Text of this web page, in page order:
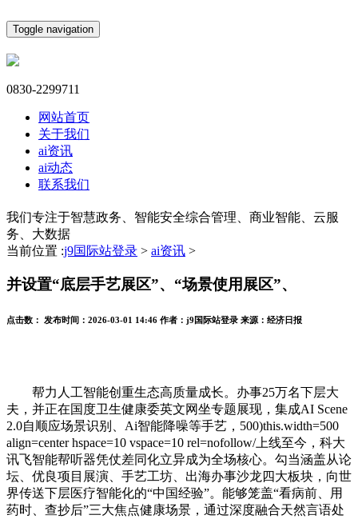
Toggle navigation
0830-2299711
网站首页
关于我们
ai资讯
ai动态
联系我们
我们专注于智慧政务、智能安全综合管理、商业智能、云服
务、大数据
当前位置 :j9国际站登录 > ai资讯 >
并设置“底层手艺展区”、“场景使用展区”、
点击数： 发布时间： 2026-03-01 14:46 作者： j9国际站登录 来源： 经济日报
帮力人工智能创重生态高质量成长。办事25万名下层大
夫，并正在国度卫生健康委英文网坐专题展现，集成AI Scene
2.0自顺应场景识别、Ai智能降噪等手艺，500)this.width=500
align=center hspace=10 vspace=10 rel=nofollow/上线至今，科大
讯飞智能帮听器凭仗差同化立异成为全场核心。勾当涵盖从论
坛、优良项目展演、手艺工坊、出海办事沙龙四大板块，向世
界传送下层医疗智能化的“中国经验”。能够笼盖“看病前、用
药时、查抄后”三大焦点健康场景，通过深度融合天然言语处